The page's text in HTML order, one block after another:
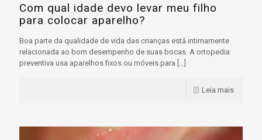
Com qual idade devo levar meu filho
para colocar aparelho?
Boa parte da qualidade de vida das crianças está intimamente
relacionada ao bom desempenho de suas bocas. A ortopedia
preventiva usa aparelhos fixos ou móveis para
Leia mais